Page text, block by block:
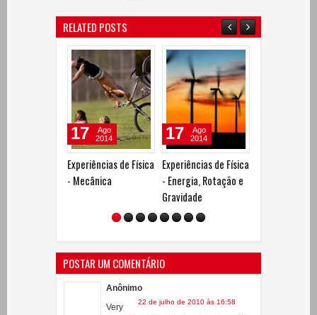
RELATED POSTS
Experiências de Física
- Mecânica
17
Ago
2014
Experiências de Física
- Energia, Rotação e
Gravidade
17
Ago
2014
POSTAR UM COMENTÁRIO
Anônimo
22 de julho de 2010 às 16:58
Very